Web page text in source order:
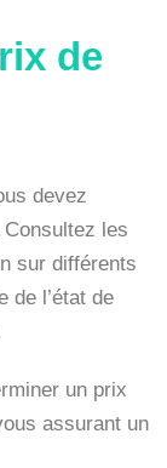
de
devez
les
sur différents
de l’état de
un prix
assurant un